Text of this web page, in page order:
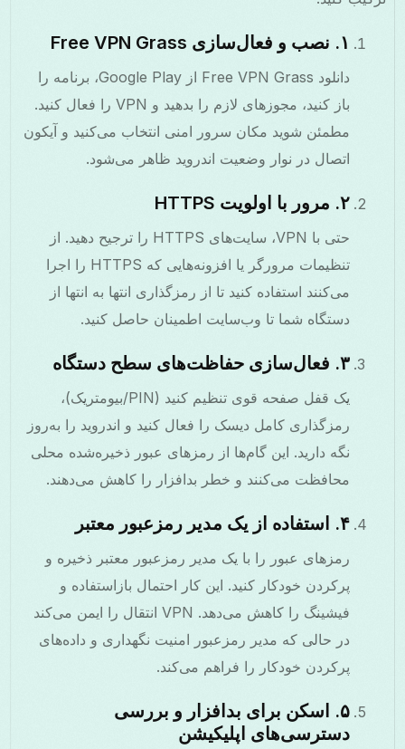
۱. نصب و فعال‌سازی Free VPN Grass
دانلود Free VPN Grass از Google Play، برنامه را
باز کنید، مجوزهای لازم را بدهید و VPN را فعال کنید.
مطمئن شوید مکان سرور امنی انتخاب می‌کنید و آیکون
اتصال در نوار وضعیت اندروید ظاهر می‌شود.
۲. مرور با اولویت HTTPS
حتی با VPN، سایت‌های HTTPS را ترجیح دهید. از
تنظیمات مرورگر یا افزونه‌هایی که HTTPS را اجرا
می‌کنند استفاده کنید تا از رمزگذاری انتها به انتها از
دستگاه شما تا وب‌سایت اطمینان حاصل کنید.
۳. فعال‌سازی حفاظت‌های سطح دستگاه
یک قفل صفحه قوی تنظیم کنید (PIN/بیومتریک)،
رمزگذاری کامل دیسک را فعال کنید و اندروید را به‌روز
نگه دارید. این گام‌ها از رمزهای عبور ذخیره‌شده محلی
محافظت می‌کنند و خطر بدافزار را کاهش می‌دهند.
۴. استفاده از یک مدیر رمزعبور معتبر
رمزهای عبور را با یک مدیر رمزعبور معتبر ذخیره و
پرکردن خودکار کنید. این کار احتمال بازاستفاده و
فیشینگ را کاهش می‌دهد. VPN انتقال را ایمن می‌کند
در حالی که مدیر رمزعبور امنیت نگهداری و داده‌های
پرکردن خودکار را فراهم می‌کند.
۵. اسکن برای بدافزار و بررسی
دسترسی‌های اپلیکیشن